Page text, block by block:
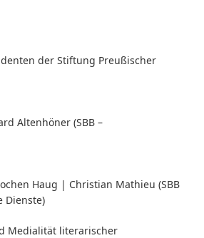
der Stiftung Preußischer
Altenhöner (SBB –
Haug | Christian Mathieu (SBB
Dienste)
Medialität literarischer